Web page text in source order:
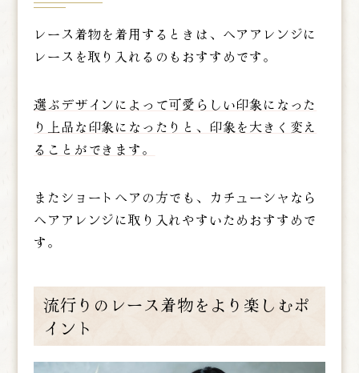
レース着物を着用するときは、ヘアアレンジに
レースを取り入れるのもおすすめです。
選ぶデザインによって可愛らしい印象になった
り上品な印象になったりと、印象を大きく変え
ることができます。
またショートヘアの方でも、カチューシャなら
ヘアアレンジに取り入れやすいためおすすめで
す。
流行りのレース着物をより楽しむポ
イント